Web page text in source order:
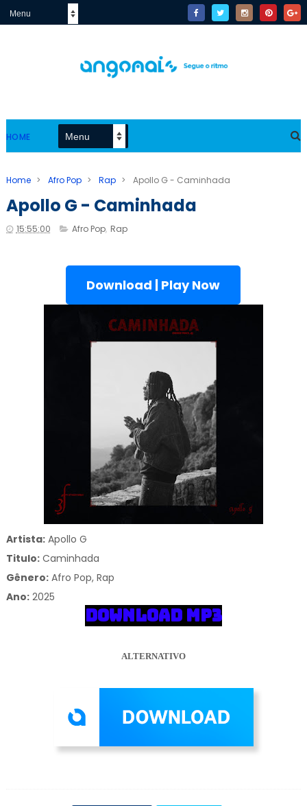
HOME
Home > Afro Pop > Rap > Apollo G - Caminhada
Apollo G - Caminhada
15:55:00 Afro Pop, Rap
Download | Play Now
Artista:Apollo G
Titulo:Caminhada
Gênero: Afro Pop, Rap
Ano:2025
DOWNLOAD MP3
ALTERNATIVO